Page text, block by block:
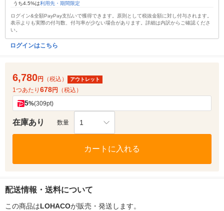
うち4.5%は利用先・期間限定
ログイン&全額PayPay支払いで獲得できます。原則として税抜金額に対し付与されます。
表示よりも実際の付与数、付与率が少ない場合があります。詳細は内訳からご確認くださ
い。
ログインはこちら
6,780円 （税込） アウトレット
1つあたり 678円 （税込）
5%(309pt)
在庫あり 数量 1
カートに入れる
配送情報・送料について
この商品はLOHACOが販売・発送します。